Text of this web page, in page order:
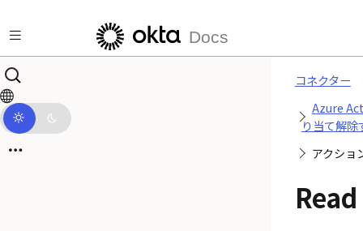
Docs
コネクター
Azure
り当て解除
アクショ